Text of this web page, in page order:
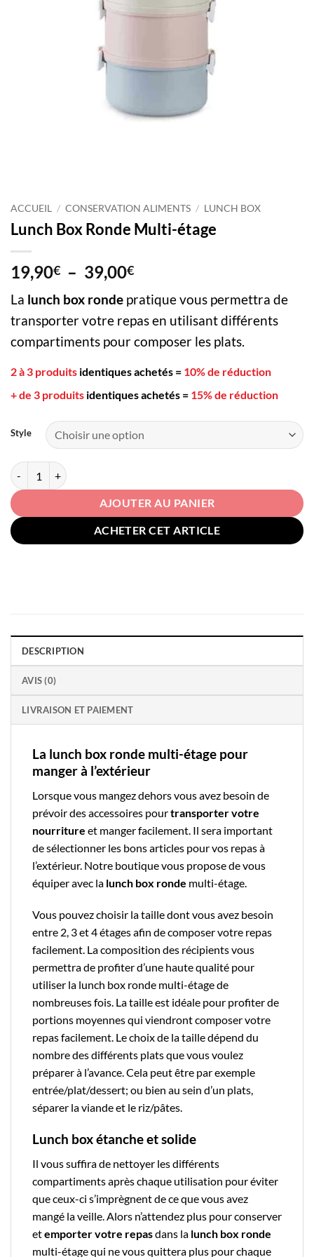
ACCUEIL / CONSERVATION ALIMENTS / LUNCH BOX
Lunch Box Ronde Multi-étage
19,90€ – 39,00€Plage
prix :
19,90€
à
39,00€
La lunch box ronde pratique vous permettra de
transporter votre repas en utilisant différents
compartiments pour composer les plats.
2 à 3 produits identiques achetés = 10% de réduction
+ de 3 produits identiques achetés = 15% de réduction
Style
quantité de Lunch Box Ronde Multi-étage
AJOUTER AU PANIER
ACHETER CET ARTICLE
DESCRIPTION
AVIS (0)
LIVRAISON ET PAIEMENT
La lunch box ronde multi-étage pour
manger à l’extérieur
Lorsque vous mangez dehors vous avez besoin de
prévoir desaccessoires pourtransporter votre
nourriture et manger facilement . Il sera important
de sélectionner les bons articles pour vos repas à
l’extérieur. Notre boutiquevous propose de vous
équiper avec la lunch box ronde multi-étage
Vous pouvez choisir latailledont vous avez besoin
entre 2, 3 et 4 étagesafin de composer votre repas
facilement. La composition des récipientsvous
permettra de profiter d’une haute qualité pour
utiliser la lunch box ronde multi-étagede
nombreuses fois. Latailleest idéale pour profiter de
portions moyennes qui viendront composer votre
repas facilement. Le choix de la taille dépend du
nombre des différents plats que vous voulez
préparer à l’avance. Cela peut être par exemple
entrée/plat/dessert; ou bien au sein d’un plats,
séparer la viande et le riz/pâtes.
Lunch box étanche et solide
Il vous suffira de nettoyer les différents
compartiments après chaque utilisation pour éviter
que ceux-ci s’imprègnent de ce que vous avez
mangé la veille. Alors n’attendez plus pour conserver
etemporter votre repasdans la lunch box ronde
multi-étagequi ne vous quittera plus pour chaque